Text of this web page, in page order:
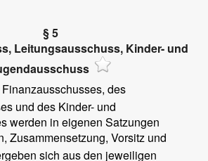
§ 5
Leitungsausschuss, Kinder- und
des
und des Kinder- und
werden in eigenen Satzungen
Zusammensetzung, Vorsitz und
sich aus den jeweiligen